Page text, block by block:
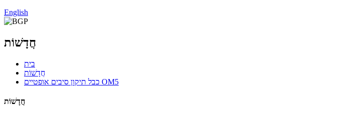
English
חֲדָשׁוֹת
בית
חֲדָשׁוֹת
כבל תיקון סיבים אופטיים OM5
חֲדָשׁוֹת